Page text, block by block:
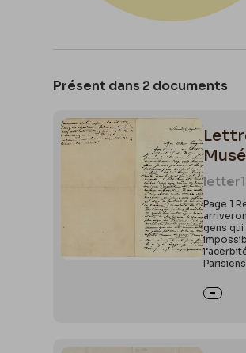
Présent dans 2 documents
letter
Page 1
gens